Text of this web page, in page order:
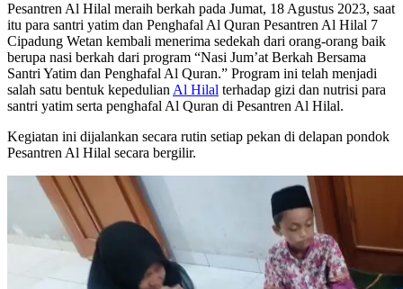
Pesantren Al Hilal meraih berkah pada Jumat, 18 Agustus 2023, saat
itu para santri yatim dan Penghafal Al Quran Pesantren Al Hilal 7
Cipadung Wetan kembali menerima sedekah dari orang-orang baik
berupa nasi berkah dari program “Nasi Jum’at Berkah Bersama
Santri Yatim dan Penghafal Al Quran.” Program ini telah menjadi
salah satu bentuk kepedulian Al Hilal terhadap gizi dan nutrisi para
santri yatim serta penghafal Al Quran di Pesantren Al Hilal.
Kegiatan ini dijalankan secara rutin setiap pekan di delapan pondok
Pesantren Al Hilal secara bergilir.